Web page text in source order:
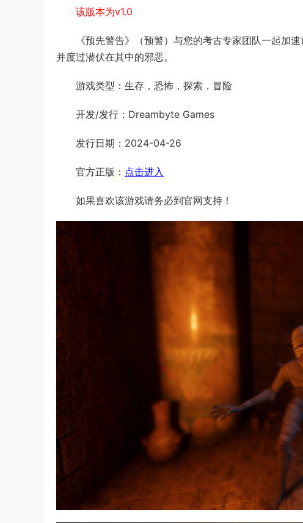
该版本为v1.0
《预先警告》（预警）与您的考古专家团队一起加
并度过潜伏在其中的邪恶。
游戏类型：生存，恐怖，探索，冒险
开发/发行：Dreambyte Games
发行日期：2024-04-26
官方正版： 点击进入
如果喜欢该游戏请务必到官网支持！